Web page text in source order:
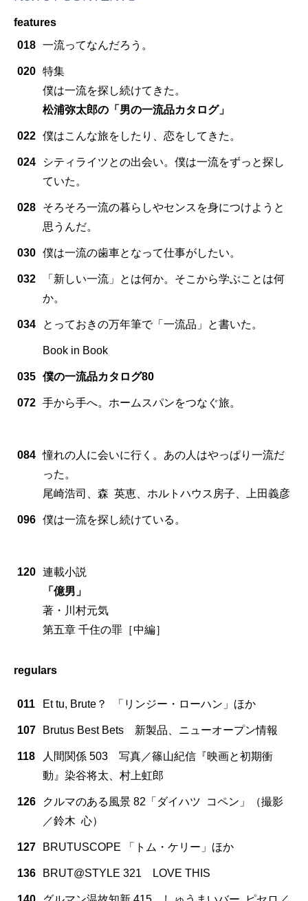
features
018 一流ってなんだろう。
020 特集
僕は一流を探し続けてきた。
松浦弥太郎の「男の一流品カタログ」
022 僕はこんな旅をしたり、恋をしてきた。
024
シティライツとの出会い。僕は一流をずっと探し
ていた。
028
そろそろ一流の暮らしやセンスを身につけようと
思うんだ。
030 僕は一流の歯車となって仕事がしたい。
032
「新しい一流」とは何か。そこから学ぶことは何
か。
034 とっておきの万年筆で「一流品」と書いた。
Book in Book
035 僕の一流品カタログ80
072 手から手へ。ホームスパンをつなぐ旅。
084 憧れの人に会いに行く。あの人はやっぱり一流だ
った。
尾崎浩司、森 英恵、ホルトハウス房子、上田義彦
096 僕は一流を探し続けている。
120 連載小説
「億男」
著・川村元気
第五章 千住の罪［中編］
regulars
011 Et tu, Brute？ 「リンジー・ローハン」ほか
107 Brutus Best Bets 新製品、ニューオープン情報
118
人間関係 503 写真／篠山紀信『映画と初期衝
動』染谷将太、村上虹郎
126
クルマのある風景 82「ダイハツ コペン」（撮影
／鈴木 心）
127 BRUTUSCOPE 「トム・ケリー」ほか
136 BRUT@STYLE 321 LOVE THIS